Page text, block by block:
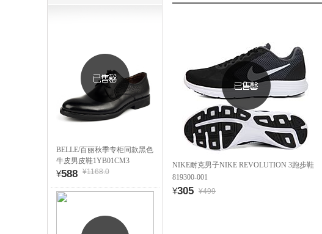
BELLE/百丽秋季专柜同款黑色
牛皮男皮鞋1YB01CM3
¥588 ¥1168.0
NIKE耐克男子NIKE REVOLUTION 3跑步鞋
819300-001
¥305 ¥499